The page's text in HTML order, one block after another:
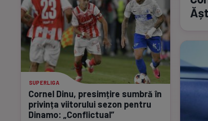
SUPERLIGA
Cornel Dinu, presimțire sumbră în
privința viitorului sezon pentru
Dinamo: „Conflictual”